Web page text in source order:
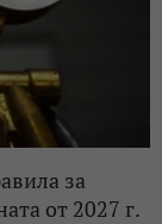
за
от 2027 г.